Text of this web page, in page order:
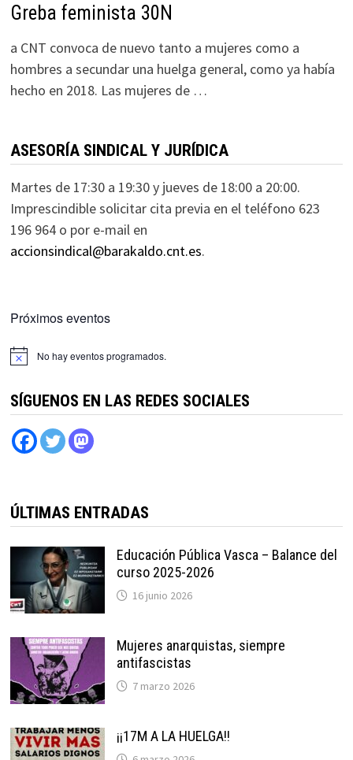
Greba feminista 30N
a CNT convoca de nuevo tanto a mujeres como a
hombres a secundar una huelga general, como ya había
hecho en 2018. Las mujeres de …
ASESORÍA SINDICAL Y JURÍDICA
Martes de 17:30 a 19:30 y jueves de 18:00 a 20:00.
Imprescindible solicitar cita previa en el teléfono 623
196 964 o por e-mail en
accionsindical@barakaldo.cnt.es.
Próximos eventos
No hay eventos programados.
SÍGUENOS EN LAS REDES SOCIALES
ÚLTIMAS ENTRADAS
Educación Pública Vasca – Balance del
curso 2025-2026
16 junio 2026
Mujeres anarquistas, siempre
antifascistas
7 marzo 2026
¡¡17M A LA HUELGA!!